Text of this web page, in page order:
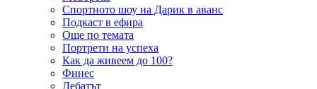
Спортното шоу на Дарик в аванс
Подкаст в ефира
Още по темата
Портрети на успеха
Как да живеем до 100?
Финес
Дебатът